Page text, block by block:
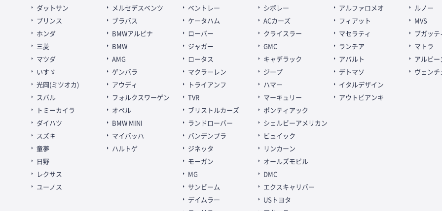
ダットサン
プリンス
ホンダ
三菱
マツダ
いすゞ
光岡(ミツオカ)
スバル
トミーカイラ
ダイハツ
スズキ
童夢
日野
レクサス
ユーノス
メルセデスベンツ
ブラバス
BMWアルピナ
BMW
AMG
ゲンバラ
アウディ
フォルクスワーゲン
オペル
BMW MINI
マイバッハ
ハルトゲ
ベントレー
ケータハム
ローバー
ジャガー
ロータス
マクラーレン
トライアンフ
TVR
ブリストルカーズ
ランドローバー
バンデンプラ
ジネッタ
モーガン
MG
サンビーム
デイムラー
シボレー
ACカーズ
クライスラー
GMC
キャデラック
ジープ
ハマー
マーキュリー
ポンティアック
シェルビーアメリカン
ビュイック
リンカーン
オールズモビル
DMC
エクスキャリバー
USトヨタ
アルファロメオ
フィアット
マセラティ
ランチア
アバルト
デトマソ
イタルデザイン
アウトビアンキ
ルノー
MVS
ブガッテ
マトラ
アルピー
ヴェンチ